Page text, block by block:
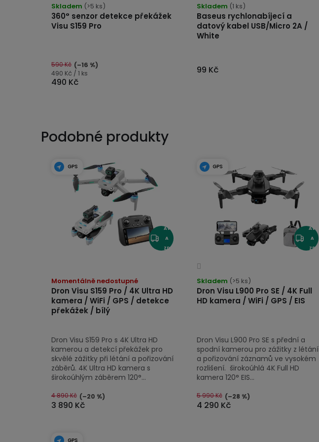
360° senzor detekce překážek
Visu S159 Pro
Skladem (>5 ks)
490 Kč
590 Kč (–16 %)
Měrná
cena:
490 Kč / 1 ks
Baseus rychlonabíjecí a
datový kabel USB/Micro 2A /
White
Skladem (1 ks)
99 Kč
Podobné produkty
GPS
AV
A
ZD
Dron Visu S159 Pro / 4K Ultra HD
kamera / WiFi / GPS / detekce
překážek / bílý
hodnocení
produktu
je
4,7
5
hvězdiček.
Momentálně nedostupné
3 890 Kč
4 890 Kč (–20 %)
Dron Visu S159 Pro s 4K Ultra HD
kamerou a detekcí překážek pro
skvělé zážitky při létání a pořizování
záběrů. 4K Ultra HD kamera s
širokoúhlým záběrem 120°...
GPS
AV
A
ZD
Dron Visu L900 Pro SE / 4K Full
HD kamera / WiFi / GPS / EIS
Průměrné
hodnocení
produktu
je
5
hvězdiček.
Skladem (>5 ks)
4 290 Kč
5 990 Kč (–28 %)
Dron Visu L900 Pro SE s přední a
spodní kamerou pro zážitky z létání
a pořizování záznamů ve vysokém
rozlišení. širokoúhlá 4K Full HD
kamera 120° EIS...
GPS